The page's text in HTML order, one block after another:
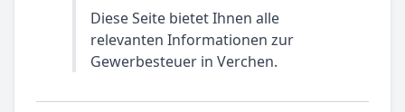
Diese Seite bietet Ihnen alle
relevanten Informationen zur
Gewerbesteuer in Verchen.